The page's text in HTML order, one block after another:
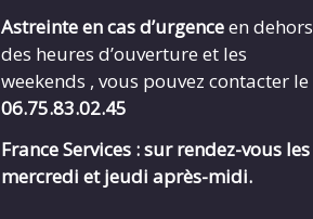
Astreinte en cas d’urgenceen dehors
des heures d’ouverture et les
weekends , vous pouvez contacter le
06.75.83.02.45
France Services : sur rendez-vous les
mercredi et jeudi après-midi.